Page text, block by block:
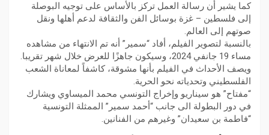
كما يشير أن رسالة العمل تركز بالأساس على توجيه البوصلة
إلى فلسطين – غزة بوسائل الفن والثقافة لدعم أهلها ونقل
صوتهم إلى العالم.
بالنسبة لتصوير الفيلم، أفاد “سمير” أنه تم الانتهاء من مشاهده
مساء 19 جانفي 2024، وسيكون جاهزًا للعرض خلال شهر تقريبا.
ويصف الأحداث في الفيلم بأنها مشوقة، كاشفاً لمعاناة الشعب
الفلسطيني وتحدياته نحو الحرية.
“مفتاح” هو سيناريو وإخراج التونسي محمد الميساوي ويشارك
في دور البطولة الى جانب “أحمد سمير” الممثلة التونسية
“فاطمة بن سعيدان” وغيرهم من الفنانين.